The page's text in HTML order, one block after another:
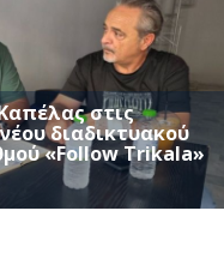
στις
διαδικτυακού
«Follow Trikala»